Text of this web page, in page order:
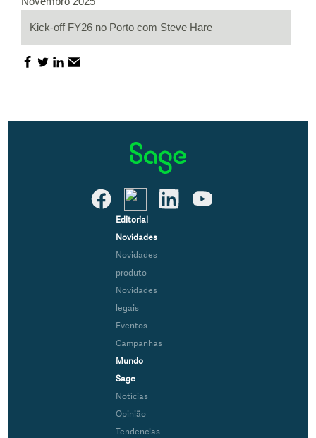
Kick-off FY26 no Porto com Steve Hare
Editorial
Novidades
Novidades
produto
Novidades
legais
Eventos
Campanhas
Mundo
Sage
Notícias
Opinião
Tendencias